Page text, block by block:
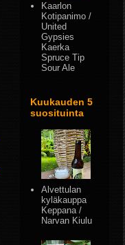
Kaarlon
Kotipanimo /
United
Gypsies
Kaerka
Spruce Tip
Sour Ale
Kuukauden 5
suosituinta
Alvettulan
kyläkauppa
Keppana /
Narvan Kiulu